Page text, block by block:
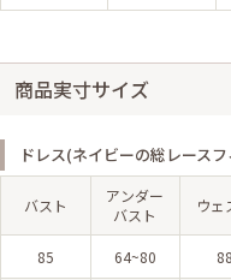
商品実寸サイズ
ドレス(ネイビーの総レース
バスト
アンダー
バスト
ウェ
85 64~80 88